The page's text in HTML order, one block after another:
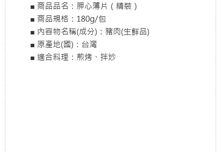
■ 商品品名：胛心薄片（精裝）
■ 商品規格：180g/包
■ 內容物名稱(成分)：豬肉(生鮮品)
■ 原產地(國)：台灣
■ 適合料理：煎烤、拌炒